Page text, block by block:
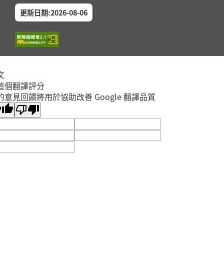
更新日期:2026-08-06
個翻譯評分
意見回饋將用於協助改善 Google 翻譯品質